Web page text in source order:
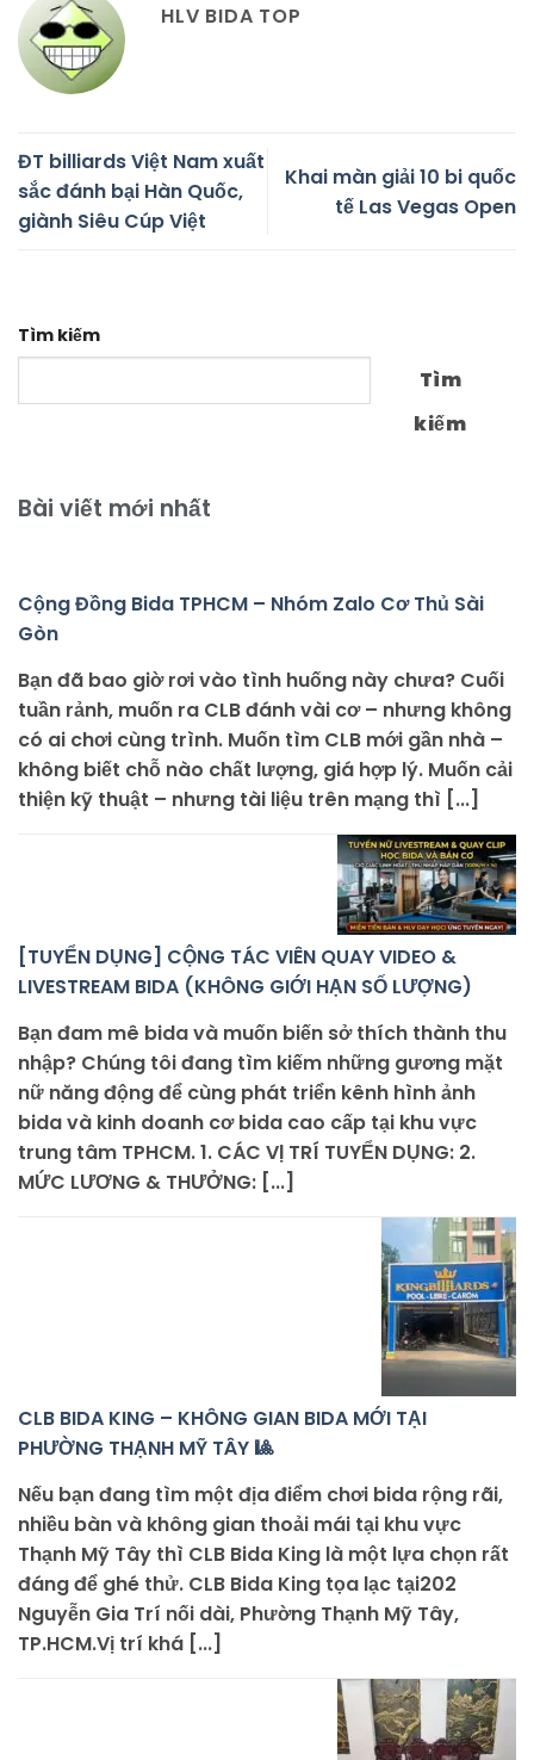
HLV BIDA TOP
ĐT billiards Việt Nam xuất
sắc đánh bại Hàn Quốc,
giành Siêu Cúp Việt
Khai màn giải 10 bi quốc
tế Las Vegas Open
Tìm kiếm
Tìm
kiếm
Bài viết mới nhất
Cộng Đồng Bida TPHCM – Nhóm Zalo Cơ Thủ Sài
Gòn
Bạn đã bao giờ rơi vào tình huống này chưa? Cuối
tuần rảnh, muốn ra CLB đánh vài cơ – nhưng không
có ai chơi cùng trình. Muốn tìm CLB mới gần nhà –
không biết chỗ nào chất lượng, giá hợp lý. Muốn cải
thiện kỹ thuật – nhưng tài liệu trên mạng thì [...]
[TUYỂN DỤNG] CỘNG TÁC VIÊN QUAY VIDEO &
LIVESTREAM BIDA (KHÔNG GIỚI HẠN SỐ LƯỢNG)
Bạn đam mê bida và muốn biến sở thích thành thu
nhập? Chúng tôi đang tìm kiếm những gương mặt
nữ năng động để cùng phát triển kênh hình ảnh
bida và kinh doanh cơ bida cao cấp tại khu vực
trung tâm TPHCM. 1. CÁC VỊ TRÍ TUYỂN DỤNG: 2.
MỨC LƯƠNG & THƯỞNG: [...]
CLB BIDA KING – KHÔNG GIAN BIDA MỚI TẠI
PHƯỜNG THẠNH MỸ TÂY 🎱
Nếu bạn đang tìm một địa điểm chơi bida rộng rãi,
nhiều bàn và không gian thoải mái tại khu vực
Thạnh Mỹ Tây thì CLB Bida King là một lựa chọn rất
đáng để ghé thử. CLB Bida King tọa lạc tại202
Nguyễn Gia Trí nối dài, Phường Thạnh Mỹ Tây,
TP.HCM.Vị trí khá [...]